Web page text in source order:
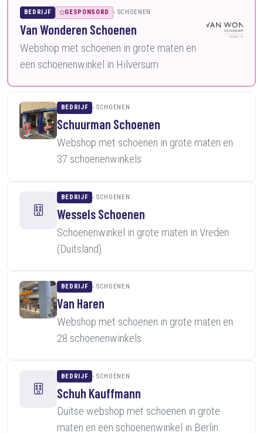
BEDRIJF GESPONSORD SCHOENEN
Van Wonderen Schoenen
Webshop met schoenen in grote maten en
een schoenenwinkel in Hilversum
BEDRIJF SCHOENEN
Schuurman Schoenen
Webshop met schoenen in grote maten en
37 schoenenwinkels
BEDRIJF SCHOENEN
Wessels Schoenen
Schoenenwinkel in grote maten in Vreden
(Duitsland)
BEDRIJF SCHOENEN
Van Haren
Webshop met schoenen in grote maten en
28 schoenenwinkels
BEDRIJF SCHOENEN
Schuh Kauffmann
Duitse webshop met schoenen in grote
maten en een schoenenwinkel in Berlin